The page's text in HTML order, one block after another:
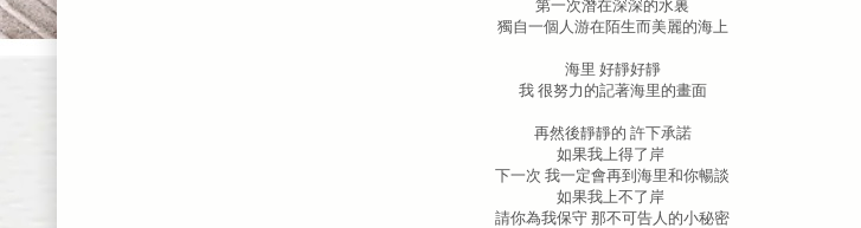
第一次潛在深深的水裏
獨自一個人游在陌生而美麗的海上
海里 好靜好靜
我 很努力的記著海里的畫面
再然後靜靜的 許下承諾
如果我上得了岸
下一次 我一定會再到海里和你暢談
如果我上不了岸
請你為我保守 那不可告人的小秘密